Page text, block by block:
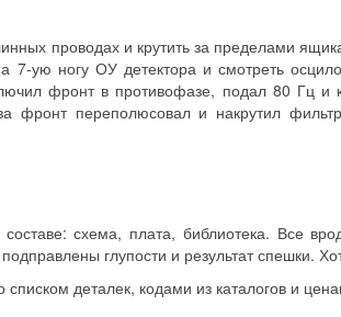
проводах и крутить за пределами
7-ую ногу ОУ детектора и смотреть
фронт в противофазе, подал 80 Гц
фронт переполюсовал и накрутил
составе: схема, плата, библиотека. Все
глупости и результат спешки.
списком деталек, кодами из каталогов и